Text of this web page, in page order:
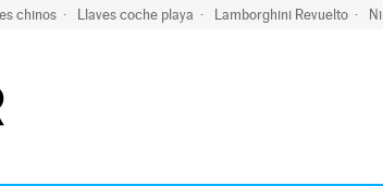
chinos Llaves coche playa Lamborghini Revuelto